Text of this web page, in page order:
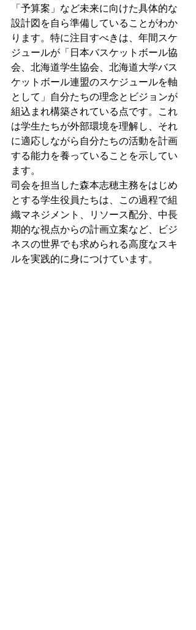
「予算案」など未来に向けた具体的な
設計図を自ら準備していることがわか
ります。特に注目すべきは、年間スケ
ジュールが「日本バスケットボール協
会、北海道学生協会、北海道大学バス
ケットボール連盟のスケジュールを軸
として」自分たちの理念とビジョンが
組込まれ構築されている点です。これ
は学生たちが外部環境を理解し、それ
に適応しながら自分たちの活動を計画
する能力を養っていることを示してい
ます。
司会を担当した森本志穂主務をはじめ
とする学生役員たちは、この過程で組
織マネジメント、リソース配分、中長
期的な視点からの計画立案など、ビジ
ネスの世界でも求められる高度なスキ
ルを実践的に身につけています。